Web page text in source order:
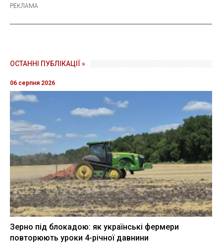
ОСТАННІ ПУБЛІКАЦІЇ »
06 серпня 2026
Зерно під блокадою: як українські фермери
повторюють уроки 4-річної давнини